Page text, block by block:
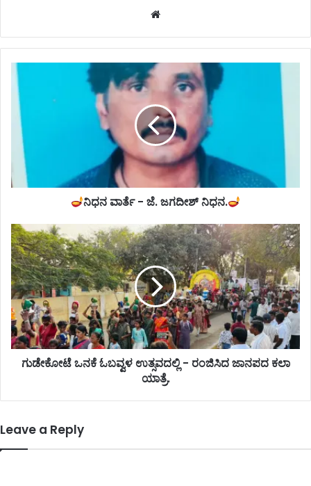
Website
ನಿಧನ ವಾರ್ತೆ - ಜೆ. ಜಗದೀಶ್ ನಿಧನ.
ಗುಡೇಕೋಟೆ ಒನಕೆ ಓಬವ್ವಳ ಉತ್ಸವದಲ್ಲಿ - ರಂಜಿಸಿದ ಜಾನಪದ ಕಲಾ
ಯಾತ್ರೆ.
Leave a Reply